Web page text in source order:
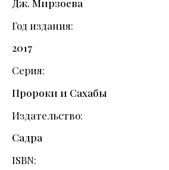
Дж. Мирзоева
Год издания
2017
Серия
Пророки и Сахабы
Издательство
Садра
ISBN